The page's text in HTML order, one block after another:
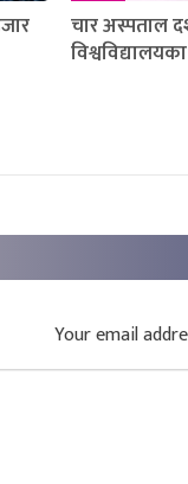
चार अस्पताल
Your email